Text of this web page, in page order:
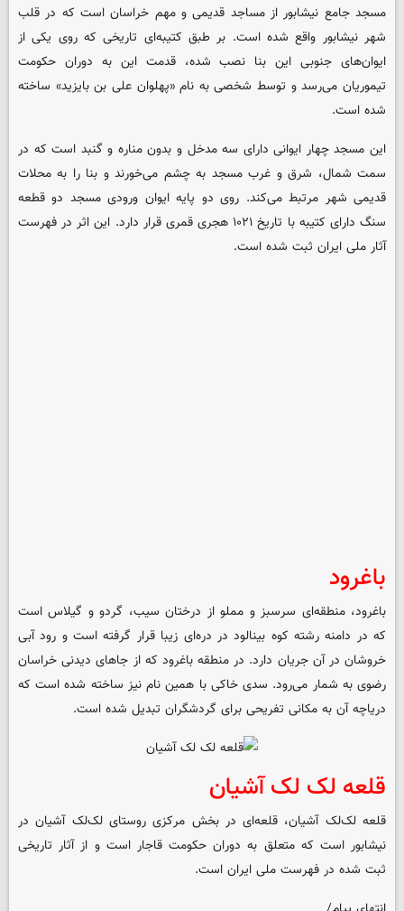
مسجد جامع نیشابور از مساجد قدیمی و مهم خراسان است که در قلب
شهر نیشابور واقع شده است. بر طبق کتیبه‌ای تاریخی که روی یکی از
ایوان‌های جنوبی این بنا نصب شده، قدمت این به دوران حکومت
تیموریان می‌رسد و توسط شخصی به نام «پهلوان علی بن بایزید» ساخته
شده است.
این مسجد چهار ایوانی دارای سه مدخل و بدون مناره و گنبد است که در
سمت شمال، شرق و غرب مسجد به چشم می‌خورند و بنا را به محلات
قدیمی شهر مرتبط می‌کند. روی دو پایه ایوان ورودی مسجد دو قطعه
سنگ دارای کتیبه با تاریخ ۱۰۲۱ هجری قمری قرار دارد. این اثر در فهرست
آثار ملی ایران ثبت شده است.
باغرود
باغرود، منطقه‌ای سرسبز و مملو از درختان سیب، گردو و گیلاس است
که در دامنه رشته کوه بینالود در دره‌ای زیبا قرار گرفته است و رود آبی
خروشان در آن جریان دارد. در منطقه باغرود که از جاهای دیدنی خراسان
رضوی به شمار می‌رود. سدی خاکی با همین نام نیز ساخته شده است که
دریاچه آن به مکانی تفریحی برای گردشگران تبدیل شده است.
قلعه لک لک آشیان
قلعه لک‌لک آشیان، قلعه‌ای در بخش مرکزی روستای لک‌لک آشیان در
نیشابور است که متعلق به دوران حکومت قاجار است و از آثار تاریخی
ثبت شده در فهرست ملی ایران است.